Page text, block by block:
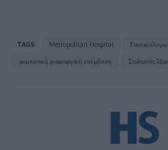
TAGS Metropolitan Hospital
ρομποτική χειρουργική επέμβαση
Στυλιανός